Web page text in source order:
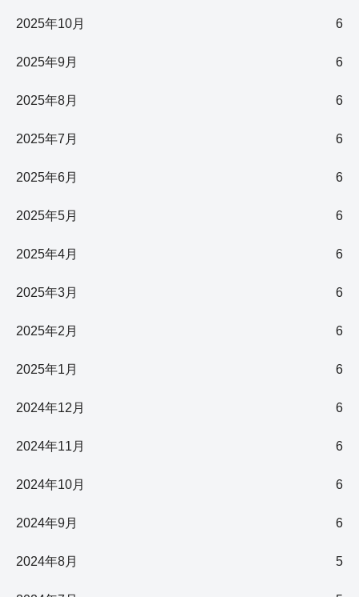
2025年10月 6
2025年9月 6
2025年8月 6
2025年7月 6
2025年6月 6
2025年5月 6
2025年4月 6
2025年3月 6
2025年2月 6
2025年1月 6
2024年12月 6
2024年11月 6
2024年10月 6
2024年9月 6
2024年8月 5